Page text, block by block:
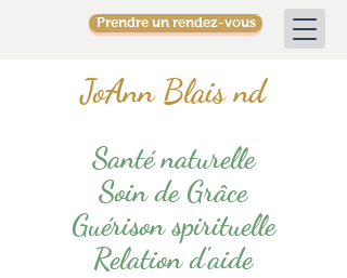
JoAnn Blais nd
Santé naturelle
Soin de Grâce
Guérison spirituelle
Relation d'aide
Prendre un rendez-vous